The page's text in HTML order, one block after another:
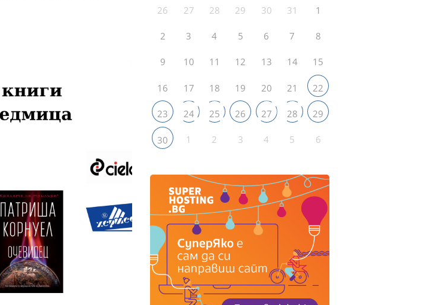
26 27 28 29 30 31 1
2 3 4 5 6 7 8
9 10 11 12 13 14 15
16 17 18 19 20 21 22
23 24 25 26 27 28 29
30 1 2 3 4 5 6